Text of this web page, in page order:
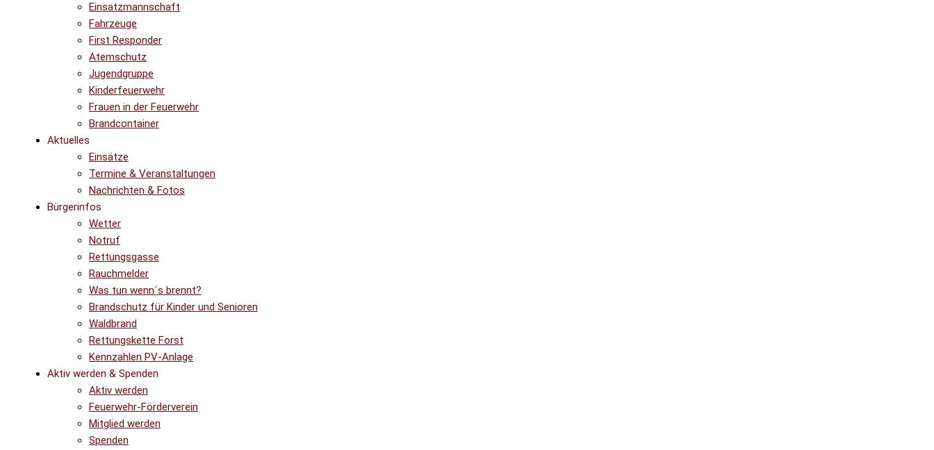
Einsatzmannschaft
Fahrzeuge
First Responder
Atemschutz
Jugendgruppe
Kinderfeuerwehr
Frauen in der Feuerwehr
Brandcontainer
Aktuelles
Einsätze
Termine & Veranstaltungen
Nachrichten & Fotos
Bürgerinfos
Wetter
Notruf
Rettungsgasse
Rauchmelder
Was tun wenn´s brennt?
Brandschutz für Kinder und Senioren
Waldbrand
Rettungskette Forst
Kennzahlen PV-Anlage
Aktiv werden & Spenden
Aktiv werden
Feuerwehr-Förderverein
Mitglied werden
Spenden